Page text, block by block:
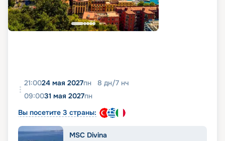
21:0024 мая 2027пн 8 дн/7 нч
09:0031 мая 2027пн
Вы посетите 3 страны:
MSC Divina